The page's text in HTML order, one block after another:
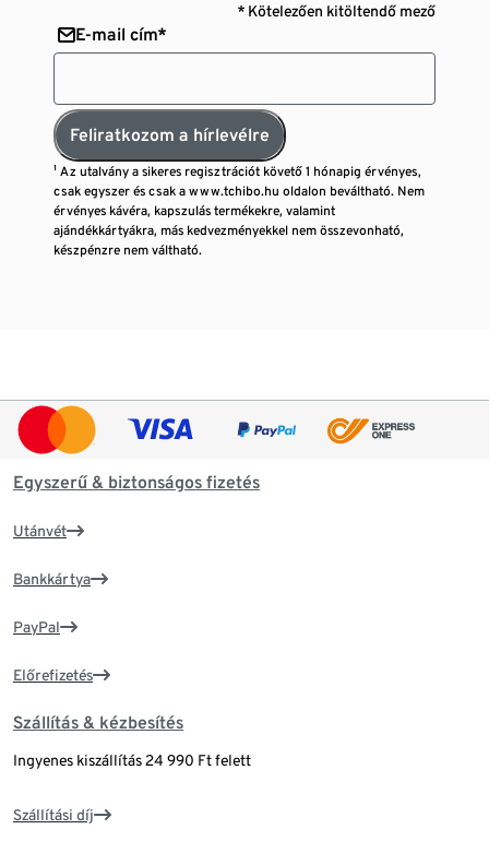
* Kötelezően kitöltendő mező
E-mail cím*
Feliratkozom a hírlevélre
¹ Az utalvány a sikeres regisztrációt követő 1 hónapig érvényes,
csak egyszer és csak a www.tchibo.hu oldalon beváltható. Nem
érvényes kávéra, kapszulás termékekre, valamint
ajándékkártyákra, más kedvezményekkel nem összevonható,
készpénzre nem váltható.
Egyszerű & biztonságos fizetés
Utánvét
Bankkártya
PayPal
Előrefizetés
Szállítás & kézbesítés
Ingyenes kiszállítás 24 990 Ft felett
Szállítási díj